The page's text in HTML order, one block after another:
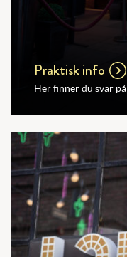
Praktisk info
Her finner du svar